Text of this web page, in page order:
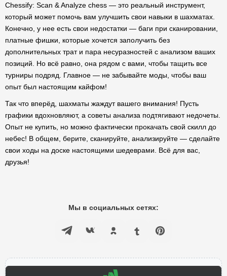
Chessify: Scan & Analyze chess — это реальный инструмент,
который может помочь вам улучшить свои навыки в шахматах.
Конечно, у нее есть свои недостатки — баги при сканировании,
платные фишки, которые хочется заполучить без
дополнительных трат и пара несуразностей с анализом ваших
позиций. Но всё равно, она рядом с вами, чтобы тащить все
турниры подряд. Главное — не забывайте моды, чтобы ваш
опыт был настоящим кайфом!
Так что вперёд, шахматы жаждут вашего внимания! Пусть
графики вдохновляют, а советы анализа подтягивают недочеты.
Опыт не купить, но можно фактически прокачать свой скилл до
небес! В общем, берите, сканируйте, анализируйте — сделайте
свои ходы на доске настоящими шедеврами. Всё для вас,
друзья!
Мы в социальных сетях: